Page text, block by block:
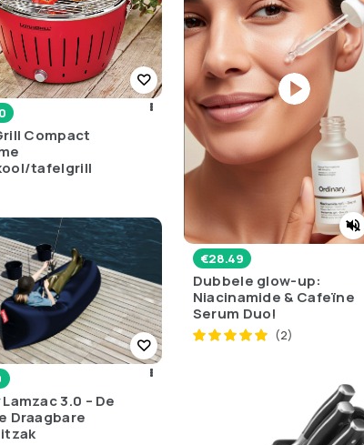
Compact
tafelgrill
€28.49
Dubbele glow-up:
Niacinamide & Cafeïne
Serum Duo!
(2)
3.0 – De
Draagbare